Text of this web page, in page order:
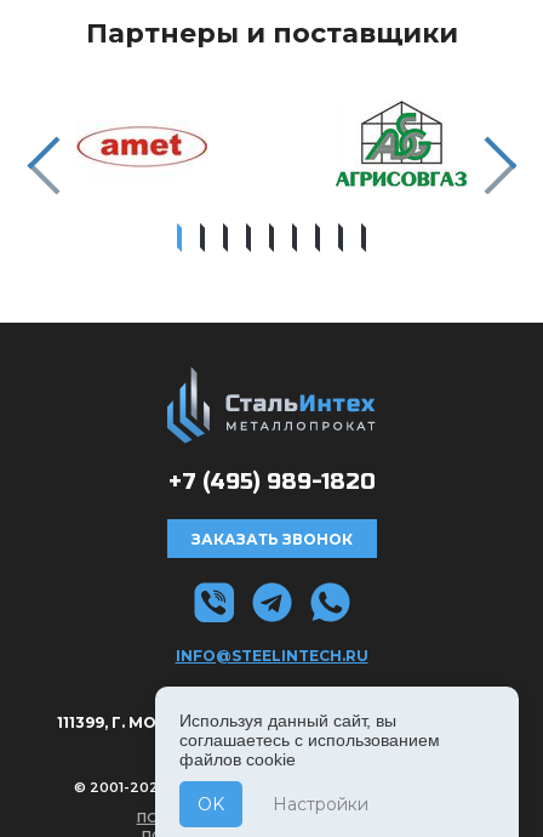
Партнеры и поставщики
+7 (495)989-1820
ЗАКАЗАТЬ ЗВОНОК
INFO@STEELINTECH.RU
111399, Г. МОСКВА, РЯЗАНСКИЙ ПРОСПЕКТ Д. 8А, С. 1.
© 2001-2026, СТАЛЬИНТЕХ — ВСЕ ПРАВА ЗАЩИЩЕНЫ
ПОЛИТИКА КОНФИДЕНЦИАЛЬНОСТИ
Используя данный сайт, вы
соглашаетесь с использованием
файлов cookie
OK Настройки